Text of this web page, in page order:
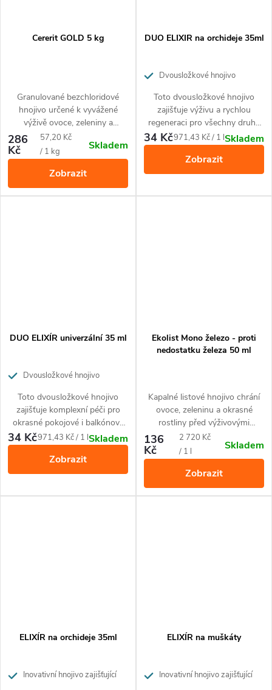
Cererit GOLD 5 kg
Granulované bezchloridové
hnojivo určené k vyvážené
výživě ovoce, zeleniny a
okrasných rostlin. U jehličnanů
je účinnou prevencí proti
hnědnutí jehlic.
286
Kč
Měrná
cena:
57,20 Kč
/ 1 kg
Skladem
Zobrazit
DUO ELIXIR na orchideje 35ml
Dvousložkové hnojivo
regeneraci pro všechny druhy
orchidejí.
Toto dvousložkové hnojivo
zajišťuje výživu a rychlou
regeneraci pro všechny druhy
orchidejí. Je ideálním řešením
zvláště pro květiny, které trpí
problémy jako pomalý růst,
nedostatečné kvetení,
ale může být také použito jako
34 KčMěrná
971,43 Kč / 1 lSkladem
Zobrazit
DUO ELIXÍR univerzální 35 ml
Dvousložkové hnojivo
okrasné pokojové i balkónové
rostliny.
Toto dvousložkové hnojivo
zajišťuje komplexní péči pro
okrasné pokojové i balkónové
rostliny. Je ideálním řešením
zvláště pro květiny, které trpí
problémy jako pomalý růst,
nedostatečné kvetení,
nezdravý vzhled, ale může být
34 KčMěrná
971,43 Kč / 1 lSkladem
Zobrazit
Ekolist Mono železo - proti
nedostatku železa 50 ml
Kapalné listové hnojivo chrání
ovoce, zeleninu a okrasné
rostliny před výživovými
nemocemi způsobenými
nedostatkem železa.
136
Kč
Měrná
cena:
2 720 Kč
/ 1 l
Skladem
Zobrazit
ELIXÍR na orchideje 35ml
Inovativní hnojivo zajišťující
ELIXÍR na muškáty
Inovativní hnojivo zajišťující